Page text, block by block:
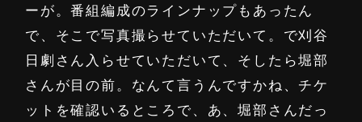
ーが。番組編成のラインナップもあったん
で、そこで写真撮らせていただいて。で刈谷
日劇さん入らせていただいて、そしたら堀部
さんが目の前。なんて言うんですかね、チケ
ットを確認いるところで、あ、堀部さんだっ